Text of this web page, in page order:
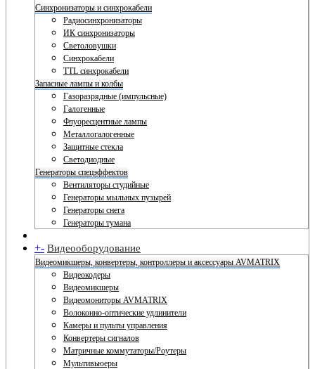
Синхронизаторы и синхрокабели
Радиосинхронизаторы
ИК синхронизаторы
Светоловушки
Синхрокабели
TTL синхрокабели
Запасные лампы и колбы
Газоразрядные (импульсные)
Галогенные
Флуоресцентные лампы
Металлогалогенные
Защитные стекла
Светодиодные
Генераторы спецэффектов
Вентиляторы студийные
Генераторы мыльных пузырей
Генераторы снега
Генераторы тумана
+- Видеооборудование
Видеомикшеры, конвертеры, контроллеры и аксессуары AVMATRIX
Видеокодеры
Видеомикшеры
Видеомониторы AVMATRIX
Волоконно-оптические удлинители
Камеры и пульты управления
Конвертеры сигналов
Матричные коммутаторы/Роутеры
Мультивьюеры